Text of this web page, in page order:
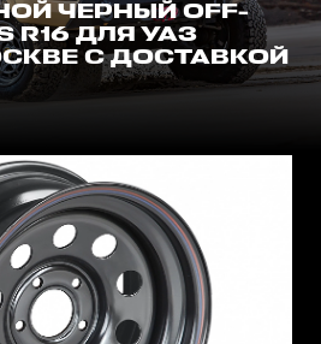
ЧЕРНЫЙ OFF-
R16 ДЛЯ УАЗ
С ДОСТАВКОЙ